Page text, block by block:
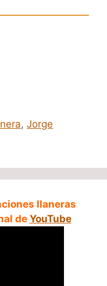
,Jorge
llaneras
de YouTube